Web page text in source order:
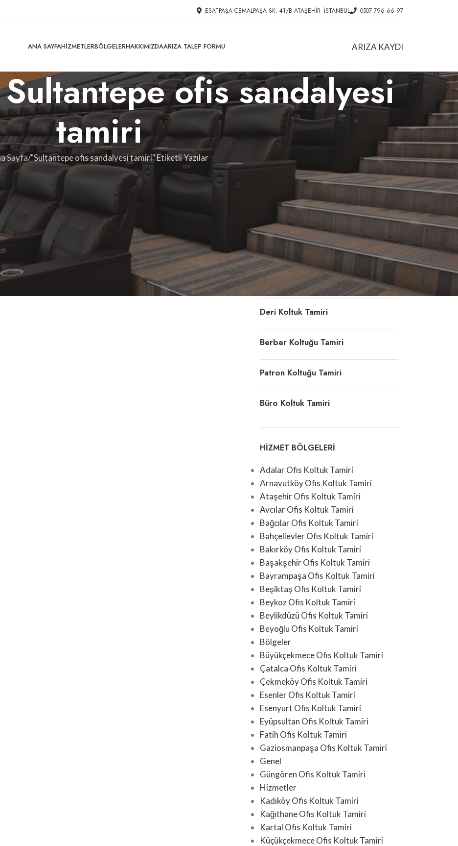
ESATPAŞA CEMALPAŞA SK. 41/B ATAŞEHIR -İSTANBUL 0507 796 66 97
ANA SAYFAHIZMETLERBÖLGELERHAKKIMIZDAARIZA TALEP FORMU ARIZA KAYDI
ofis sandalyesi
tamiri
Sayfa "Sultantepe ofis sandalyesi tamiri" Etiketli Yazılar
HIZMETLER
Konferans Koltuğu Tamiri
Döner Sandalye Tamiri
Ofis Koltuk Döşeme
Deri Koltuk Tamiri
Berber Koltuğu Tamiri
Patron Koltuğu Tamiri
Büro Koltuk Tamiri
HIZMET BÖLGELERI
Adalar Ofis Koltuk Tamiri
Arnavutköy Ofis Koltuk Tamiri
Ataşehir Ofis Koltuk Tamiri
Avcılar Ofis Koltuk Tamiri
Bağcılar Ofis Koltuk Tamiri
Bahçelievler Ofis Koltuk Tamiri
Bakırköy Ofis Koltuk Tamiri
Başakşehir Ofis Koltuk Tamiri
Bayrampaşa Ofis Koltuk Tamiri
Beşiktaş Ofis Koltuk Tamiri
Beykoz Ofis Koltuk Tamiri
Beylikdüzü Ofis Koltuk Tamiri
Beyoğlu Ofis Koltuk Tamiri
Bölgeler
Büyükçekmece Ofis Koltuk Tamiri
Çatalca Ofis Koltuk Tamiri
Çekmeköy Ofis Koltuk Tamiri
Esenler Ofis Koltuk Tamiri
Esenyurt Ofis Koltuk Tamiri
Eyüpsultan Ofis Koltuk Tamiri
Fatih Ofis Koltuk Tamiri
Gaziosmanpaşa Ofis Koltuk Tamiri
Genel
Güngören Ofis Koltuk Tamiri
Hizmetler
Kadıköy Ofis Koltuk Tamiri
Kağıthane Ofis Koltuk Tamiri
Kartal Ofis Koltuk Tamiri
Küçükçekmece Ofis Koltuk Tamiri